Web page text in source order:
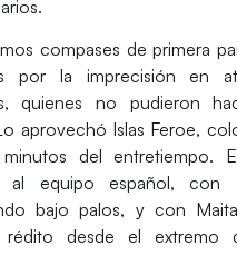
compases de primera
por la imprecisión en
quienes no pudieron
aprovechó Islas Feroe,
del entretiempo.
al equipo español, con
bajo palos, y con
rédito desde el extremo